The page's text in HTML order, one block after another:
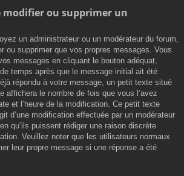
modifier ou supprimer un
un administrateur ou un modérateur du forum,
ou supprimer que vos propres messages. Vous
messages en cliquant le bouton adéquat,
temps après que le message initial ait été
répondu à votre message, un petit texte situé
affichera le nombre de fois que vous l’avez
et l’heure de la modification. Ce petit texte
d’une modification effectuée par un modérateur
qu’ils puissent rédiger une raison discrète
Veuillez noter que les utilisateurs normaux
leur propre message si une réponse a été